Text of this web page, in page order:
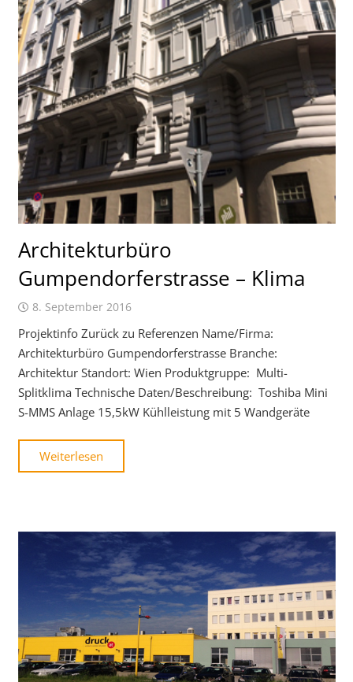
Architekturbüro
Gumpendorferstrasse – Klima
8. September 2016
Projektinfo Zurück zu Referenzen Name/Firma:
Architekturbüro Gumpendorferstrasse Branche:
Architektur Standort: Wien Produktgruppe: Multi-
Splitklima Technische Daten/Beschreibung: Toshiba Mini
S-MMS Anlage 15,5kW Kühlleistung mit 5 Wandgeräte
Weiterlesen